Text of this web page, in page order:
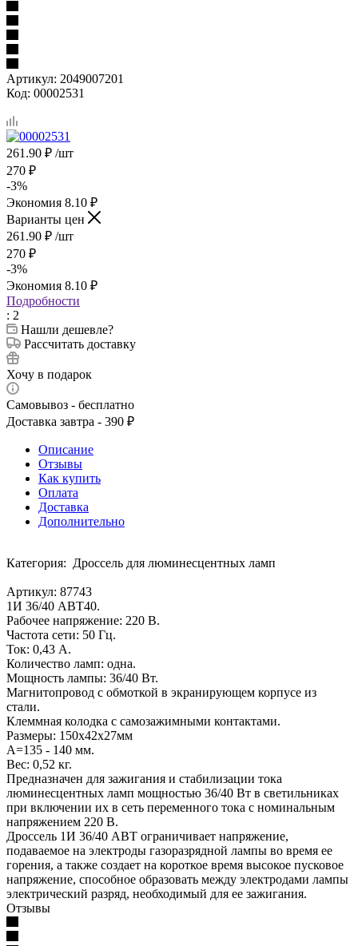
Артикул: 2049007201
Код: 00002531
261.90 ₽ /шт
270 ₽
-3%
Экономия 8.10 ₽
Варианты цен
261.90 ₽ /шт
270 ₽
-3%
Экономия 8.10 ₽
Подробности
: 2
Нашли дешевле?
Рассчитать доставку
Хочу в подарок
Самовывоз - бесплатно
Доставка завтра - 390 ₽
Описание
Отзывы
Как купить
Оплата
Доставка
Дополнительно
Категория: Дроссель для люминесцентных ламп
Артикул: 87743
1И 36/40 АВТ40.
Рабочее напряжение: 220 В.
Частота сети: 50 Гц.
Ток: 0,43 А.
Количество ламп: одна.
Мощность лампы: 36/40 Вт.
Магнитопровод с обмоткой в экранирующем корпусе из
стали.
Клеммная колодка с самозажимными контактами.
Размеры: 150х42х27мм
А=135 - 140 мм.
Вес: 0,52 кг.
Предназначен для зажигания и стабилизации тока
люминесцентных ламп мощностью 36/40 Вт в светильниках
при включении их в сеть переменного тока с номинальным
напряжением 220 В.
Дроссель 1И 36/40 АВТ ограничивает напряжение,
подаваемое на электроды газоразрядной лампы во время ее
горения, а также создает на короткое время высокое пусковое
напряжение, способное образовать между электродами лампы
электрический разряд, необходимый для ее зажигания.
Отзывы